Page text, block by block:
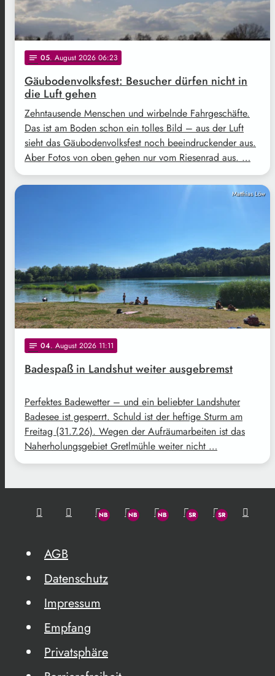
notes 05. August 2026 06:23
Gäubodenvolksfest: Besucher dürfen nicht in
die Luft gehen
Zehntausende Menschen und wirbelnde Fahrgeschäfte.
Das ist am Boden schon ein tolles Bild – aus der Luft
sieht das Gäubodenvolksfest noch beeindruckender aus.
Aber Fotos von oben gehen nur vom Riesenrad aus. …
Matthias Löw
notes 04. August 2026 11:11
Badespaß in Landshut weiter ausgebremst
Perfektes Badewetter – und ein beliebter Landshuter
Badesee ist gesperrt. Schuld ist der heftige Sturm am
Freitag (31.7.26). Wegen der Aufräumarbeiten ist das
Naherholungsgebiet Gretlmühle weiter nicht …
AGB
Datenschutz
Impressum
Empfang
Privatsphäre